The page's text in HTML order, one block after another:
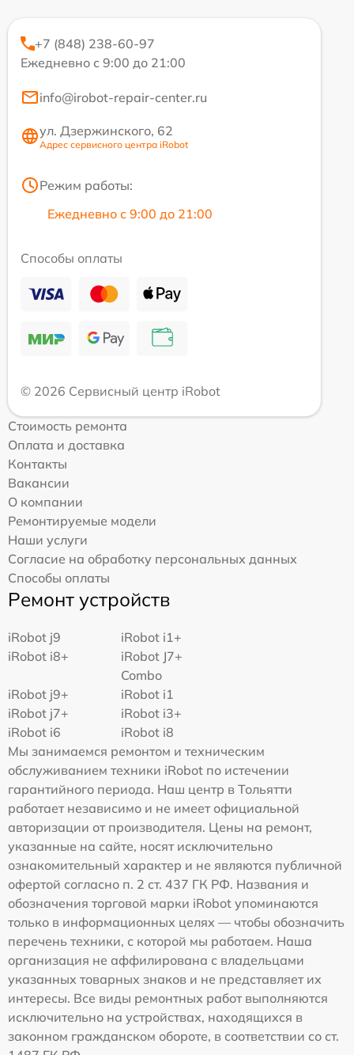
+7 (848) 238-60-97
Ежедневно с 9:00 до 21:00
info@irobot-repair-center.ru
ул. Дзержинского, 62
Адрес сервисного центра iRobot
Режим работы:
Ежедневно с 9:00 до 21:00
Способы оплаты
© 2026 Сервисный центр iRobot
Стоимость ремонта
Оплата и доставка
Контакты
Вакансии
О компании
Ремонтируемые модели
Наши услуги
Согласие на обработку персональных данных
Способы оплаты
Ремонт устройств
iRobot j9
iRobot i1+
iRobot i8+
iRobot J7+
Combo
iRobot j9+
iRobot i1
iRobot j7+
iRobot i3+
iRobot i6
iRobot i8
Мы занимаемся ремонтом и техническим
обслуживанием техники iRobot по истечении
гарантийного периода. Наш центр в Тольятти
работает независимо и не имеет официальной
авторизации от производителя. Цены на ремонт,
указанные на сайте, носят исключительно
ознакомительный характер и не являются публичной
офертой согласно п. 2 ст. 437 ГК РФ. Названия и
обозначения торговой марки iRobot упоминаются
только в информационных целях — чтобы обозначить
перечень техники, с которой мы работаем. Наша
организация не аффилирована с владельцами
указанных товарных знаков и не представляет их
интересы. Все виды ремонтных работ выполняются
исключительно на устройствах, находящихся в
законном гражданском обороте, в соответствии со ст.